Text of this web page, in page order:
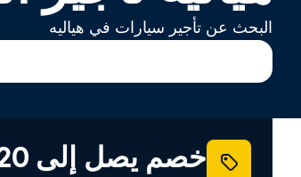
البحث عن تأجير سيارات في هياليه